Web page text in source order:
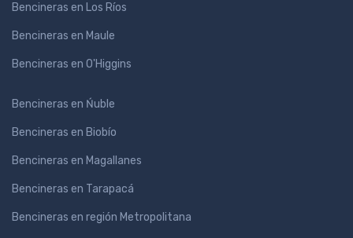
Bencineras en Los Ríos
Bencineras en Maule
Bencineras en O'Higgins
Bencineras en Ńuble
Bencineras en Biobío
Bencineras en Magallanes
Bencineras en Tarapacá
Bencineras en región Metropolitana